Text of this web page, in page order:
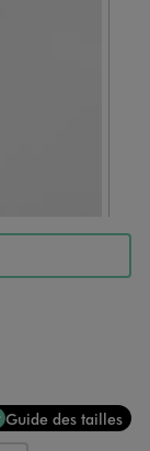
Guide des tailles